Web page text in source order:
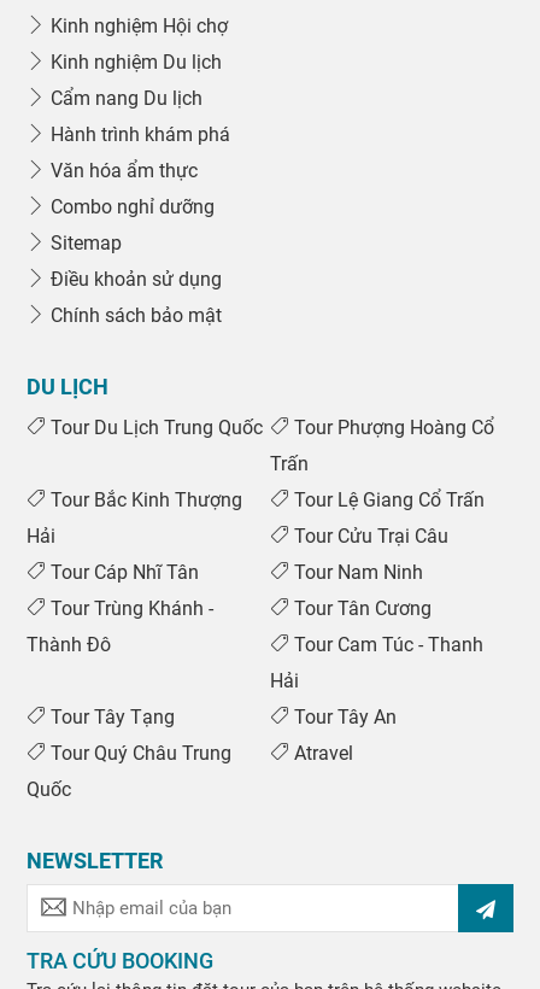
Kinh nghiệm Hội chợ
Kinh nghiệm Du lịch
Cẩm nang Du lịch
Hành trình khám phá
Văn hóa ẩm thực
Combo nghỉ dưỡng
Sitemap
Điều khoản sử dụng
Chính sách bảo mật
DU LỊCH
Tour Du Lịch Trung Quốc
Tour Phượng Hoàng Cổ
Trấn
Tour Bắc Kinh Thượng
Hải
Tour Lệ Giang Cổ Trấn
Tour Cửu Trại Câu
Tour Cáp Nhĩ Tân
Tour Nam Ninh
Tour Trùng Khánh -
Thành Đô
Tour Tân Cương
Tour Cam Túc - Thanh
Hải
Tour Tây Tạng
Tour Tây An
Tour Quý Châu Trung
Quốc
Atravel
NEWSLETTER
TRA CỨU BOOKING